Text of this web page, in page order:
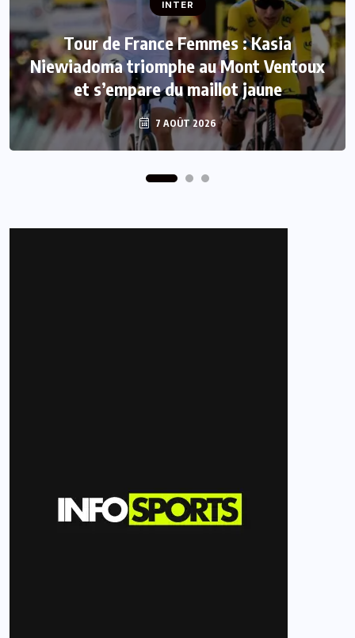
INTER
Tour de France Femmes : Kasia
Niewiadoma triomphe au Mont Ventoux
et s’empare du maillot jaune
7 AOÛT 2026
INTER
Mercato : Le FC Barcelone s’offre Rodri
pour 50 millions d’euros
7 AOÛT 2026